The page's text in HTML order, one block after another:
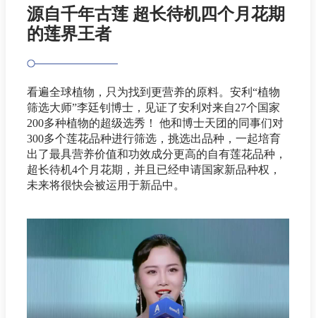
源自千年古莲 超长待机四个月花期
的莲界王者
看遍全球植物，只为找到更营养的原料。安利“植物
筛选大师”李廷钊博士，见证了安利对来自27个国家
200多种植物的超级选秀！ 他和博士天团的同事们对
300多个莲花品种进行筛选，挑选出品种，一起培育
出了最具营养价值和功效成分更高的自有莲花品种，
超长待机4个月花期，并且已经申请国家新品种权，
未来将很快会被运用于新品中。